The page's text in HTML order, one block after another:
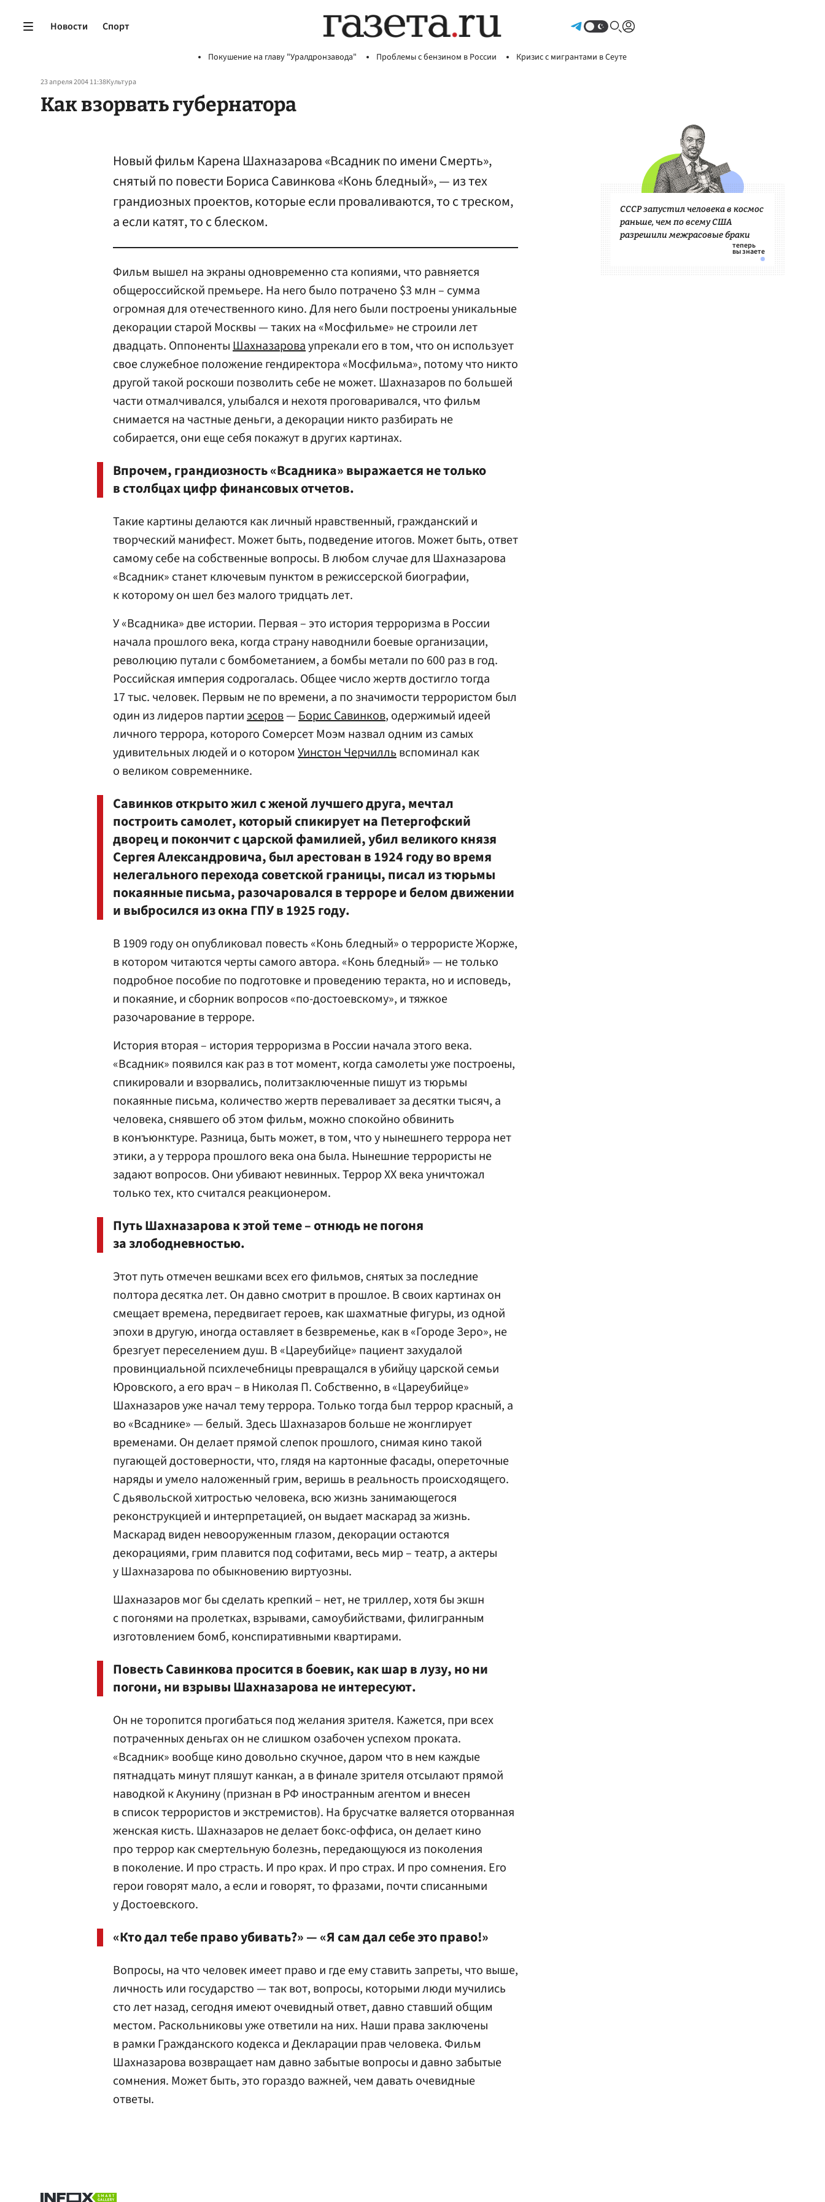
Новости Спорт
Покушение на главу "Уралдронзавода" Проблемы с бензином в России Кризис с мигрантами в Сеуте
23 апреля 2004 11:38Культура
Как взорвать губернатора
Новый фильм Карена Шахназарова «Всадник по имени Cмерть»,
снятый по повести Бориса Савинкова «Конь бледный», — из тех
грандиозных проектов, которые если проваливаются, то с треском,
а если катят, то с блеском.
Фильм вышел на экраны одновременно ста копиями, что равняется
общероссийской премьере. На него было потрачено $3 млн – сумма
огромная для отечественного кино. Для него были построены уникальные
декорации старой Москвы — таких на «Мосфильме» не строили лет
двадцать. ОппонентыШахназароваупрекали его в том, что он использует
свое служебное положение гендиректора «Мосфильма», потому что никто
другой такой роскоши позволить себе не может. Шахназаров по большей
части отмалчивался, улыбался и нехотя проговаривался, что фильм
снимается на частные деньги, а декорации никто разбирать не
собирается, они еще себя покажут в других картинах.
Впрочем, грандиозность «Всадника» выражается не только
в столбцах цифр финансовых отчетов.
Такие картины делаются как личный нравственный, гражданский и
творческий манифест. Может быть, подведение итогов. Может быть, ответ
самому себе на собственные вопросы. В любом случае для Шахназарова
«Всадник» станет ключевым пунктом в режиссерской биографии,
к которому он шел без малого тридцать лет.
У «Всадника» две истории. Первая – это история терроризма в России
начала прошлого века, когда страну наводнили боевые организации,
революцию путали с бомбометанием, а бомбы метали по 600 раз в год.
Российская империя содрогалась. Общее число жертв достигло тогда
17 тыс. человек. Первым не по времени, а по значимости террористом был
один из лидеров партииэсеров—Борис Савинков, одержимый идеей
личного террора, которого Сомерсет Моэм назвал одним из самых
удивительных людей и о котором Уинстон Черчилльвспоминал как
о великом современнике.
Савинков открыто жил с женой лучшего друга, мечтал
построить самолет, который спикирует на Петергофский
дворец и покончит с царской фамилией, убил великого князя
Сергея Александровича, был арестован в 1924 году во время
нелегального перехода советской границы, писал из тюрьмы
покаянные письма, разочаровался в терроре и белом движении
и выбросился из окна ГПУ в 1925 году.
В 1909 году он опубликовал повесть «Конь бледный» о террористе Жорже,
в котором читаются черты самого автора. «Конь бледный» — не только
подробное пособие по подготовке и проведению теракта, но и исповедь,
и покаяние, и сборник вопросов «по-достоевскому», и тяжкое
разочарование в терроре.
История вторая – история терроризма в России начала этого века.
«Всадник» появился как раз в тот момент, когда самолеты уже построены,
спикировали и взорвались, политзаключенные пишут из тюрьмы
покаянные письма, количество жертв переваливает за десятки тысяч, а
человека, снявшего об этом фильм, можно спокойно обвинить
в конъюнктуре. Разница, быть может, в том, что у нынешнего террора нет
этики, а у террора прошлого века она была. Нынешние террористы не
задают вопросов. Они убивают невинных. Террор ХХ века уничтожал
только тех, кто считался реакционером.
Путь Шахназарова к этой теме – отнюдь не погоня
за злободневностью.
Этот путь отмечен вешками всех его фильмов, снятых за последние
полтора десятка лет. Он давно смотрит в прошлое. В своих картинах он
смещает времена, передвигает героев, как шахматные фигуры, из одной
эпохи в другую, иногда оставляет в безвременье, как в «Городе Зеро», не
брезгует переселением душ. В «Цареубийце» пациент захудалой
провинциальной психлечебницы превращался в убийцу царской семьи
Юровского, а его врач – в Николая П. Собственно, в «Цареубийце»
Шахназаров уже начал тему террора. Только тогда был террор красный, а
во «Всаднике» — белый. Здесь Шахназаров больше не жонглирует
временами. Он делает прямой слепок прошлого, снимая кино такой
пугающей достоверности, что, глядя на картонные фасады, опереточные
наряды и умело наложенный грим, веришь в реальность происходящего.
С дьявольской хитростью человека, всю жизнь занимающегося
реконструкцией и интерпретацией, он выдает маскарад за жизнь.
Маскарад виден невооруженным глазом, декорации остаются
декорациями, грим плавится под софитами, весь мир – театр, а актеры
у Шахназарова по обыкновению виртуозны.
Шахназаров мог бы сделать крепкий – нет, не триллер, хотя бы экшн
с погонями на пролетках, взрывами, самоубийствами, филигранным
изготовлением бомб, конспиративными квартирами.
Повесть Савинкова просится в боевик, как шар в лузу, но ни
погони, ни взрывы Шахназарова не интересуют.
Он не торопится прогибаться под желания зрителя. Кажется, при всех
потраченных деньгах он не слишком озабочен успехом проката.
«Всадник» вообще кино довольно скучное, даром что в нем каждые
пятнадцать минут пляшут канкан, а в финале зрителя отсылают прямой
наводкой к Акунину (признан в РФ иностранным агентом и внесен
в список террористов и экстремистов). На брусчатке валяется оторванная
женская кисть. Шахназаров не делает бокс-оффиса, он делает кино
про террор как смертельную болезнь, передающуюся из поколения
в поколение. И про страсть. И про крах. И про страх. И про сомнения. Его
герои говорят мало, а если и говорят, то фразами, почти списанными
у Достоевского.
«Кто дал тебе право убивать?» — «Я сам дал себе это право!»
Вопросы, на что человек имеет право и где ему ставить запреты, что выше,
личность или государство — так вот, вопросы, которыми люди мучились
сто лет назад, сегодня имеют очевидный ответ, давно ставший общим
местом. Раскольниковы уже ответили на них. Наши права заключены
в рамки Гражданского кодекса и Декларации прав человека. Фильм
Шахназарова возвращает нам давно забытые вопросы и давно забытые
сомнения. Может быть, это гораздо важней, чем давать очевидные
ответы.
СССР запустил человека в космос
раньше, чем по всему США
разрешили межрасовые браки